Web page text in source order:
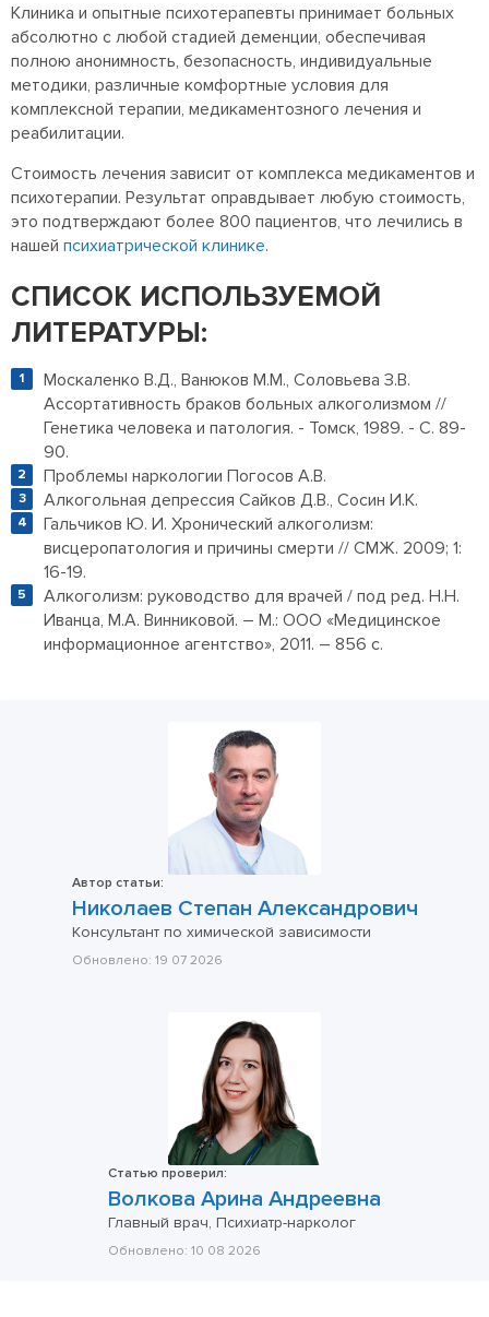
Клиника и опытные психотерапевты принимает больных
абсолютно с любой стадией деменции, обеспечивая
полною анонимность, безопасность, индивидуальные
методики, различные комфортные условия для
комплексной терапии, медикаментозного лечения и
реабилитации.
Стоимость лечения зависит от комплекса медикаментов и
психотерапии. Результат оправдывает любую стоимость,
это подтверждают более 800 пациентов, что лечились в
нашей психиатрической клинике.
СПИСОК ИСПОЛЬЗУЕМОЙ
ЛИТЕРАТУРЫ:
Москаленко В.Д., Ванюков М.М., Соловьева З.В.
Ассортативность браков больных алкоголизмом //
Генетика человека и патология. - Томск, 1989. - С. 89-
90.
Проблемы наркологии Погосов А.В.
Алкогольная депрессия Сайков Д.В., Сосин И.К.
Гальчиков Ю. И. Хронический алкоголизм:
висцеропатология и причины смерти // СМЖ. 2009; 1:
16-19.
Алкоголизм: руководство для врачей / под ред. Н.Н.
Иванца, М.А. Винниковой. – М.: ООО «Медицинское
информационное агентство», 2011. – 856 с.
Автор статьи:
Николаев Степан Александрович
Консультант по химической зависимости
Обновлено: 19 07 2026
Статью проверил:
Волкова Арина Андреевна
Главный врач, Психиатр-нарколог
Обновлено: 10 08 2026